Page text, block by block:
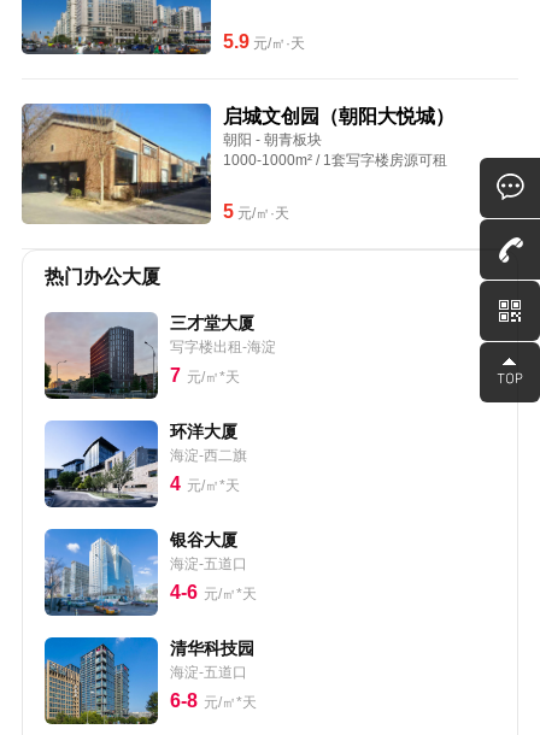
5.9元/㎡·天
启城文创园（朝阳大悦城）
朝阳 - 朝青板块
1000-1000m² / 1套写字楼房源可租
5元/㎡·天
热门办公大厦
三才堂大厦
写字楼出租-海淀
7 元/㎡*天
环洋大厦
海淀-西二旗
4 元/㎡*天
银谷大厦
海淀-五道口
4-6 元/㎡*天
清华科技园
海淀-五道口
6-8 元/㎡*天